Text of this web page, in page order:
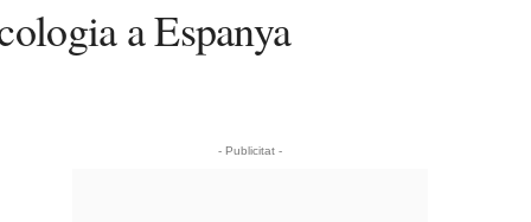
a Espanya
- Publicitat -